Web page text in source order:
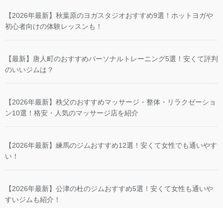
【2026年最新】秋葉原のヨガスタジオおすすめ9選！ホットヨガや
初心者向けの体験レッスンも！
【最新】唐人町のおすすめパーソナルトレーニング5選！安くて評判
のいいジムは？
【2026年最新】秩父のおすすめマッサージ・整体・リラクゼーショ
ン10選！格安・人気のマッサージ店を紹介
【2026年最新】練馬のジムおすすめ12選！安くて女性でも通いやす
い！
【2026年最新】公津の杜のジムおすすめ5選！安くて女性も通いや
すいジムも紹介！